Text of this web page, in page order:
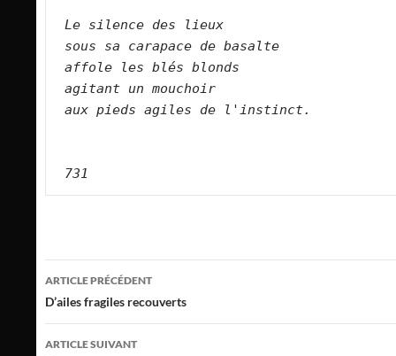
Le silence des lieux
sous sa carapace de basalte
affole les blés blonds
agitant un mouchoir
aux pieds agiles de l'instinct.
731
Navigation
des
articles
ARTICLE PRÉCÉDENT
D’ailes fragiles recouverts
ARTICLE SUIVANT